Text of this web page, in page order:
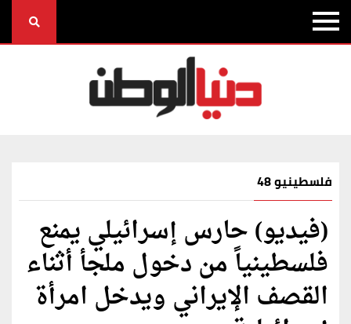
فلسطينيو 48
(فيديو) حارس إسرائيلي يمنع
فلسطينياً من دخول ملجأ أثناء
القصف الإيراني ويدخل امرأة